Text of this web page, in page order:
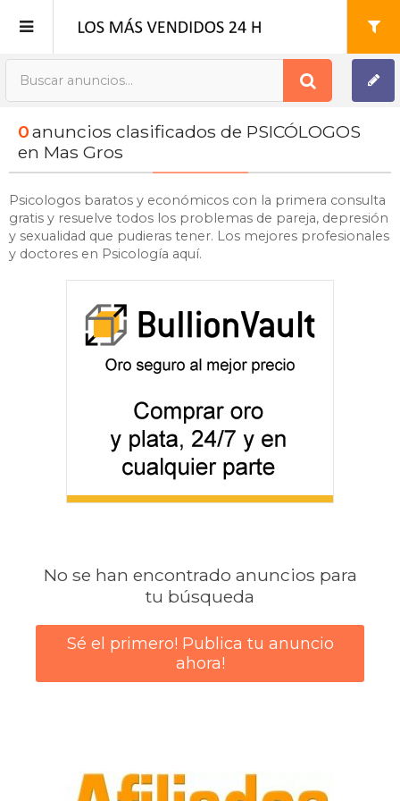
Publica tu Anuncio
Registro
0anuncios clasificados de PSICÓLOGOS
en Mas Gros
Psicologos baratos y económicos con la primera consulta
gratis y resuelve todos los problemas de pareja, depresión
y sexualidad que pudieras tener. Los mejores profesionales
y doctores en Psicología aquí.
No se han encontrado anuncios para
tu búsqueda
Sé el primero! Publica tu anuncio
ahora!